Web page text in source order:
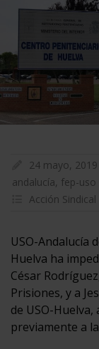
24 mayo, 2019
andalucía, fep-uso
Acción Sindical
USO-Andalucía
Huelva ha
César
Prisiones, y a
de USO-
previamente a